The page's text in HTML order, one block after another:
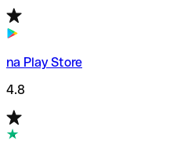
na Play Store
4.8